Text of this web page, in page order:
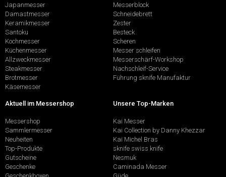
Japanmesser
Damastmesser
Keramikmesser
Santoku
Kochmesser
Küchenmesser
Allzweckmesser
Steakmesser
Brotmesser
Käsemesser
Messerblock
Schneidebrett
Zester
Besteck
Scheren
Messer schleifen
Messerschärf-Workshop
Nachschleif-Service
Führung sknife Manufaktur
Aktuell im Messershop
Messershop
Sammlermesser
Neuheiten
Top-Produkte
Gutscheine
Geschenke
Unsere Top-Marken
Kai Messer
Kai Collection by Danny Khezzar
Kai Michel Bras
sknife swiss knife
Nesmuk
Caminada Messer